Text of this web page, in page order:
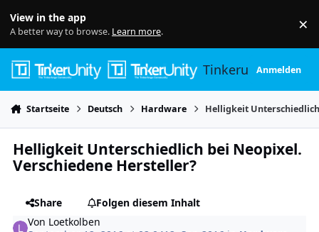
View in the app
A better way to browse. Learn more. ×
TinkerunityAnmelden
Startseite Deutsch Hardware Helligkeit
Helligkeit Unterschiedlich bei Neopixel.
Verschiedene Hersteller?
Share
Folgen diesem Inhalt
Von Loetkolben